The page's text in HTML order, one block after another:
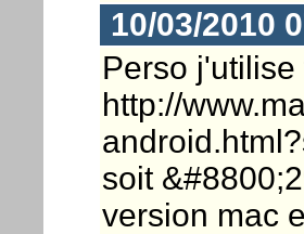
10/03/2010
Perso
http://
soit
version mac